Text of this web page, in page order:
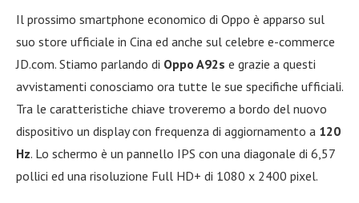
Il prossimo smartphone economico di Oppo è apparso sul
suo store ufficiale in Cina ed anche sul celebre e-commerce
JD.com. Stiamo parlando di Oppo A92s e grazie a questi
avvistamenti conosciamo ora tutte le sue specifiche ufficiali.
Tra le caratteristiche chiave troveremo a bordo del nuovo
dispositivo un display con frequenza di aggiornamento a 120
Hz. Lo schermo è un pannello IPS con una diagonale di 6,57
pollici ed una risoluzione Full HD+ di 1080 x 2400 pixel.